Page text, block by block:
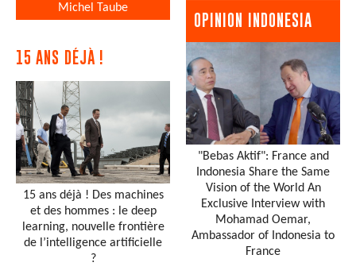
Michel Taube
15 ANS DÉJÀ !
15 ans déjà ! Des machines
et des hommes : le deep
learning, nouvelle frontière
de l’intelligence artificielle
?
OPINION INDONESIA
"Bebas Aktif": France and
Indonesia Share the Same
Vision of the World An
Exclusive Interview with
Mohamad Oemar,
Ambassador of Indonesia to
France